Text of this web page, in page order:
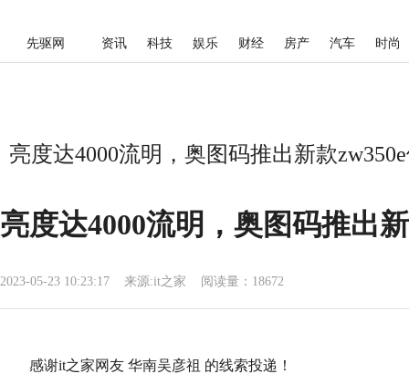
先驱网 资讯 科技 娱乐 财经 房产 汽车 时尚
亮度达4000流明，奥图码推出新款
亮度达4000流明，奥图码推出
2023-05-23 10:23:17 来源:it之家 阅读量：18672
感谢it之家网友 华南吴彦祖 的线索投递！